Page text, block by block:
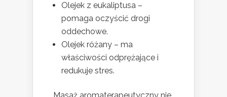
Olejek z eukaliptusa –
pomaga oczyścić drogi
oddechowe.
Olejek różany – ma
właściwości odprężające i
redukuje stres.